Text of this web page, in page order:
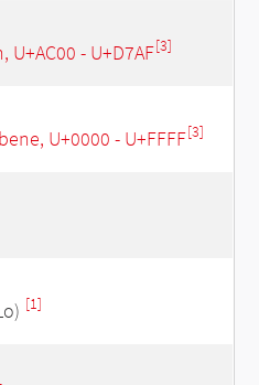
- U+D7AF[3]
U+0000 - U+FFFF[3]
[1]